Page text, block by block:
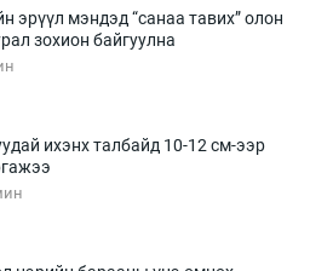
эрүүл мэндэд “санаа тавих” олон
зохион байгуулна
ихэнх талбайд 10-12 см-ээр